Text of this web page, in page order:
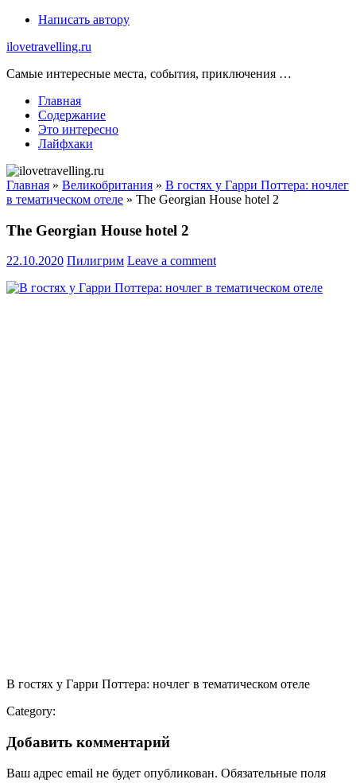
Skip
content
Написать автору
ilovetravelling.ru
Самые интересные места, события, приключения …
Главная
Содержание
Это интересно
Лайфхаки
Главная » Великобритания » В гостях у Гарри Поттера: ночлег
в тематическом отеле » The Georgian House hotel 2
The Georgian House hotel 2
22.10.2020 Пилигрим Leave a comment
В гостях у Гарри Поттера: ночлег в тематическом отеле
Category:
Добавить комментарий
Ваш адрес email не будет опубликован. Обязательные поля